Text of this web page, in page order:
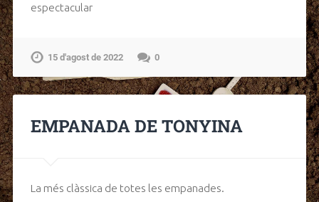
espectacular
15 d'agost de 2022 0
EMPANADA DE TONYINA
La més clàssica de totes les empanades.